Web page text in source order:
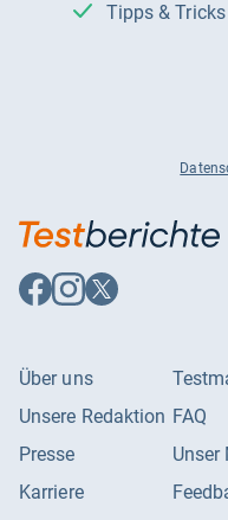
Tipps & Tricks
Auf
Facebook
Auf
Instagram
Auf
X
Über uns
Unsere Redaktion
Presse
Karriere
FAQ
Unser